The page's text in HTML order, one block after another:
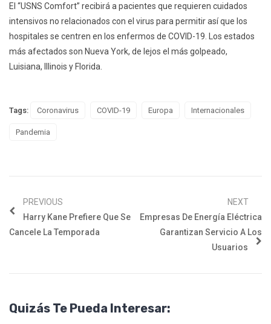
El “USNS Comfort” recibirá a pacientes que requieren cuidados
intensivos no relacionados con el virus para permitir así que los
hospitales se centren en los enfermos de COVID-19. Los estados
más afectados son Nueva York, de lejos el más golpeado,
Luisiana, Illinois y Florida.
Tags: Coronavirus COVID-19 Europa Internacionales
Pandemia
PREVIOUS
Harry Kane Prefiere Que Se
Cancele La Temporada
NEXT
Empresas De Energía Eléctrica
Garantizan Servicio A Los
Usuarios
Quizás Te Pueda Interesar: